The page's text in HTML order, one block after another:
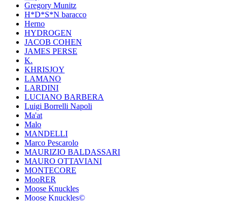
Gregory Munitz
H*D*S*N baracco
Herno
HYDROGEN
JACOB COHEN
JAMES PERSE
K.
KHRISJOY
LAMANO
LARDINI
LUCIANO BARBERA
Luigi Borrelli Napoli
Ma'at
Malo
MANDELLI
Marco Pescarolo
MAURIZIO BALDASSARI
MAURO OTTAVIANI
MONTECORE
MooRER
Moose Knuckles
Moose Knuckles©️